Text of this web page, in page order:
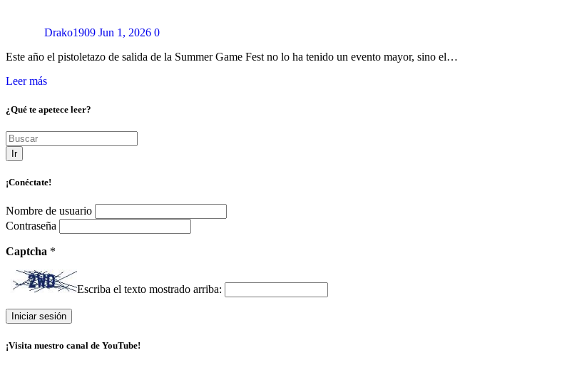
Drako1909 Jun 1, 2026 0
Este año el pistoletazo de salida de la Summer Game Fest no lo ha tenido un evento mayor, sino el…
Leer más
¿Qué te apetece leer?
Ir
¡Conéctate!
Nombre de usuario
Contraseña
Captcha *
Escriba el texto mostrado arriba:
¡Visita nuestro canal de YouTube!